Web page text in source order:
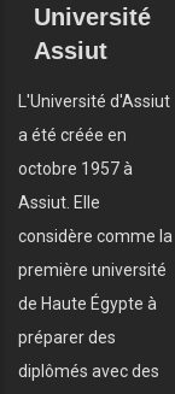
Université
Assiut
L'Université d'Assiut
a été créée en
octobre 1957 à
Assiut. Elle
considère comme la
première université
de Haute Égypte à
préparer des
diplômés avec des